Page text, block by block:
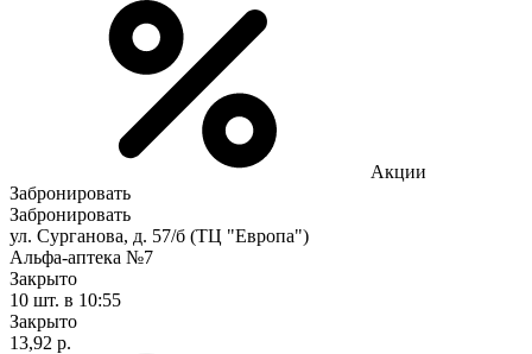
Акции
Забронировать
Забронировать
ул. Сурганова, д. 57/б (ТЦ "Европа")
Альфа-аптека №7
Закрыто
10 шт. в 10:55
Закрыто
13,92 р.